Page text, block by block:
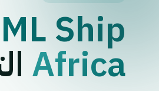
ML Ship
Africa